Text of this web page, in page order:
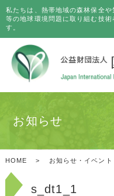
私たちは、熱帯地域の森林保全や
等の地球環境問題に取り組む技術
す。
お知らせ
HOME > お知らせ・イベント
s_dt1_1